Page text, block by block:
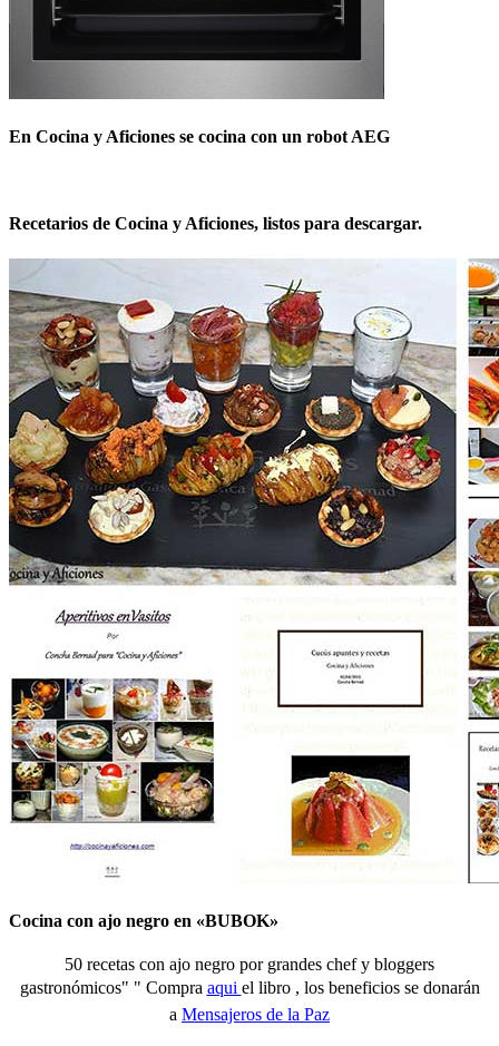
En Cocina y Aficiones se cocina con un robot AEG
Recetarios de Cocina y Aficiones, listos para descargar.
Cocina con ajo negro en «BUBOK»
50 recetas con ajo negro por grandes chef y bloggers
gastronómicos" " Compra aqui el libro , los beneficios se donarán
a Mensajeros de la Paz